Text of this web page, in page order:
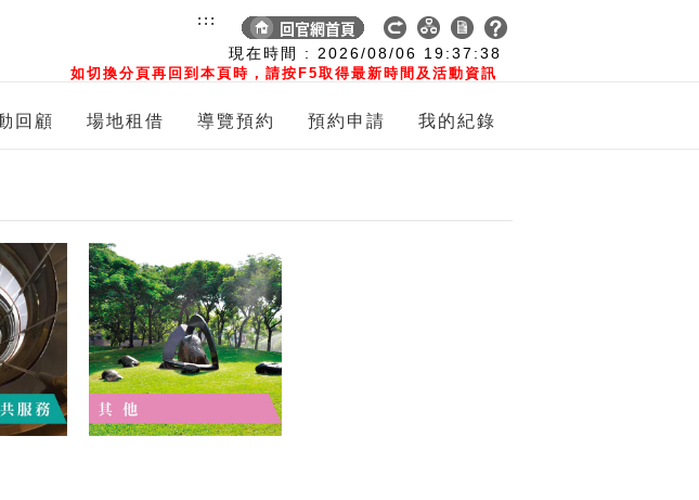
現在時間 : 2026/08/06 19:37:38
如切換分頁再回到本頁時，請按F5取得最新時間及活動資訊
:::
回顧 場地租借 導覽預約 預約申請 我的紀錄